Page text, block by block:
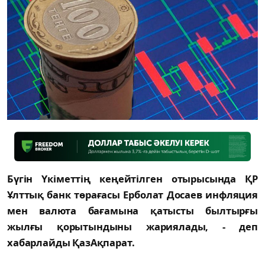
Бүгін Үкіметтің кеңейтілген отырысында ҚР
Ұлттық банк төрағасы Ерболат Досаев инфляция
мен валюта бағамына қатысты былтырғы
жылғы қорытындыны жариялады, - деп
хабарлайды ҚазАқпарат.